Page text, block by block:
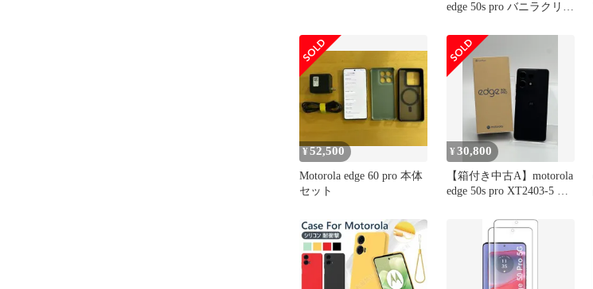
edge 50s pro バニラクリー
日発送 土日祝発送OK
00000
¥52,500
Motorola edge 60 pro 本体
セット
¥30,800
【箱付き中古A】motorola
edge 50s pro XT2403-5 ブ
フリー 白ロム